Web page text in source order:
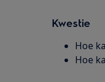
Kwestie
Hoe
Hoe